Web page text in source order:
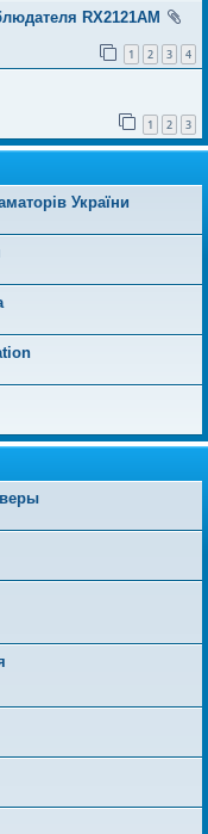
RX2121AM
1 2 3 4
1 2 3
України